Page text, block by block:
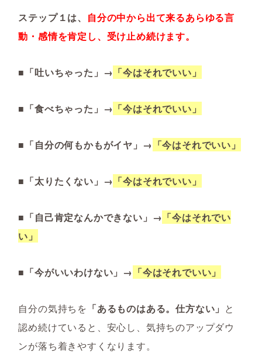
ステップ１は、 自分の中から出て来るあらゆる言
動・感情を肯定し、受け止め続けます。
■「吐いちゃった」→ 「今はそれでいい」
■「食べちゃった」→ 「今はそれでいい」
■「自分の何もかもがイヤ」→ 「今はそれでいい」
■「太りたくない」→ 「今はそれでいい」
■「自己肯定なんかできない」→ 「今はそれでい
い」
■「今がいいわけない」→ 「今はそれでいい」
自分の気持ちを 「あるものはある。仕方ない」 と
認め続けていると、安心し、気持ちのアップダウ
ンが落ち着きやすくなります。